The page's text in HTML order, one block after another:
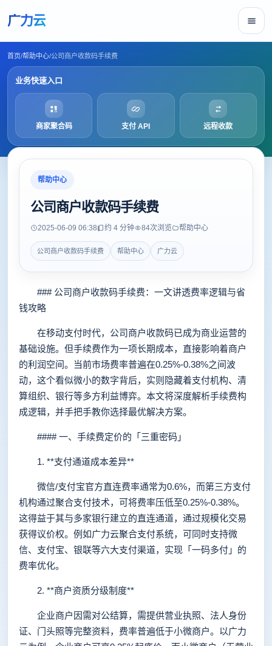
广力云
首页/帮助中心/公司商户收款码手续费
业务快速入口
商家聚合码 支付 API 远程收款
帮助中心
公司商户收款码手续费
2025-06-09 06:38 约 4 分钟 84次浏览 帮助中心
公司商户收款码手续费 帮助中心 广力云
### 公司商户收款码手续费：一文讲透费率逻辑与省
钱攻略
在移动支付时代，公司商户收款码已成为商业运营的
基础设施。但手续费作为一项长期成本，直接影响着商户
的利润空间。当前市场费率普遍在0.25%-0.38%之间波
动，这个看似微小的数字背后，实则隐藏着支付机构、清
算组织、银行等多方利益博弈。本文将深度解析手续费构
成逻辑，并手把手教你选择最优解决方案。
#### 一、手续费定价的「三重密码」
1. **支付通道成本差异**
微信/支付宝官方直连费率通常为0.6%，而第三方支付
机构通过聚合支付技术，可将费率压低至0.25%-0.38%。
这得益于其与多家银行建立的直连通道，通过规模化交易
获得议价权。例如广力云聚合支付系统，可同时支持微
信、支付宝、银联等六大支付渠道，实现「一码多付」的
费率优化。
2. **商户资质分级制度**
企业商户因需对公结算，需提供营业执照、法人身份
证、门头照等完整资料，费率普遍低于小微商户。以广力